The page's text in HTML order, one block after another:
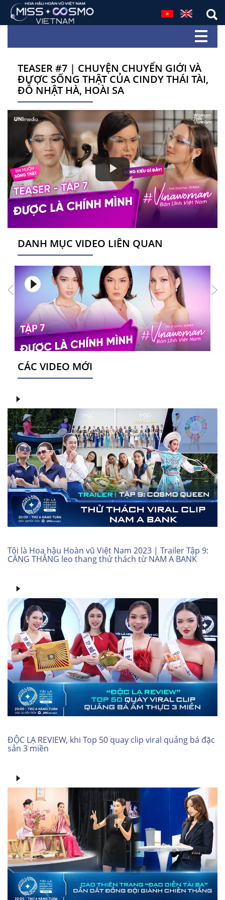
TEASER #7 | CHUYỆN CHUYỂN GIỚI VÀ
ĐƯỢC SỐNG THẬT CỦA CINDY THÁI TÀI,
ĐỖ NHẬT HÀ, HOÀI SA
Play
Video
DANH MỤC VIDEO LIÊN QUAN
CÁC VIDEO MỚI
Tôi là Hoa hậu Hoàn vũ Việt Nam 2023 | Trailer Tập 9:
CĂNG THẲNG leo thang thử thách từ NAM A BANK
ĐỘC LẠ REVIEW, khi Top 50 quay clip viral quảng bá đặc
sản 3 miền